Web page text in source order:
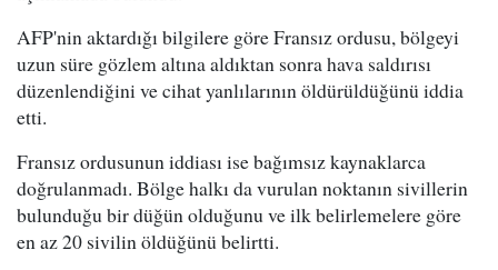
AFP'nin aktardığı bilgilere göre Fransız ordusu, bölgeyi
uzun süre gözlem altına aldıktan sonra hava saldırısı
düzenlendiğini ve cihat yanlılarının öldürüldüğünü iddia
etti.
Fransız ordusunun iddiası ise bağımsız kaynaklarca
doğrulanmadı. Bölge halkı da vurulan noktanın sivillerin
bulunduğu bir düğün olduğunu ve ilk belirlemelere göre
en az 20 sivilin öldüğünü belirtti.